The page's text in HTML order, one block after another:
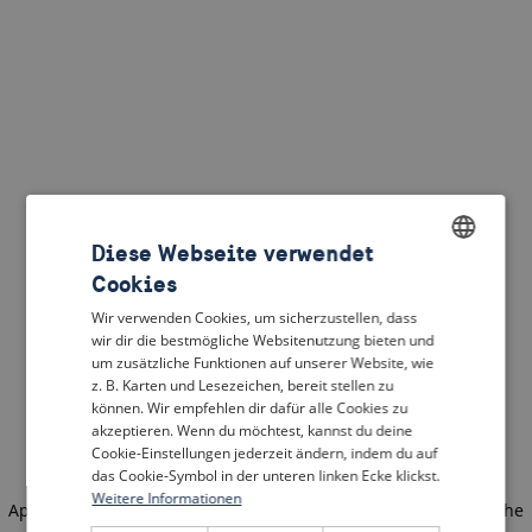
Application error: a client-side exception has occurred
(see the
DUTCH
FRENCH
GERMAN
Diese Webseite verwendet
Cookies
Wir verwenden Cookies, um sicherzustellen, dass
wir dir die bestmögliche Websitenutzung bieten und
um zusätzliche Funktionen auf unserer Website, wie
z. B. Karten und Lesezeichen, bereit stellen zu
können. Wir empfehlen dir dafür alle Cookies zu
akzeptieren. Wenn du möchtest, kannst du deine
Cookie-Einstellungen jederzeit ändern, indem du auf
das Cookie-Symbol in der unteren linken Ecke klickst.
Weitere Informationen